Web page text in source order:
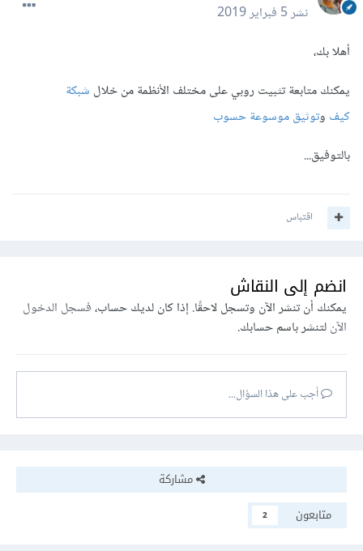
نشر5 فبراير 2019
أهلا بك،
يمكنك متابعة تثبيت روبي على مختلف الأنظمة من خلال شبكة
كيفوتوثيق موسوعة حسوب
بالتوفيق...
اقتباس
انضم إلى النقاش
يمكنك أن تنشر الآن وتسجل لاحقًا. إذا كان لديك حساب،فسجل الدخول
الآنلتنشر باسم حسابك.
أجب على هذا السؤال...
مشاركة
متابعون
2